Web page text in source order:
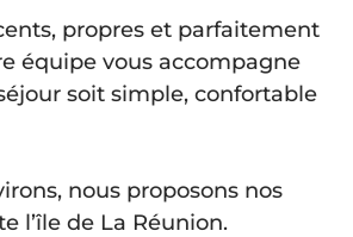
propres et parfaitement
équipe vous accompagne
soit simple, confortable
nous proposons nos
l’île de La Réunion.